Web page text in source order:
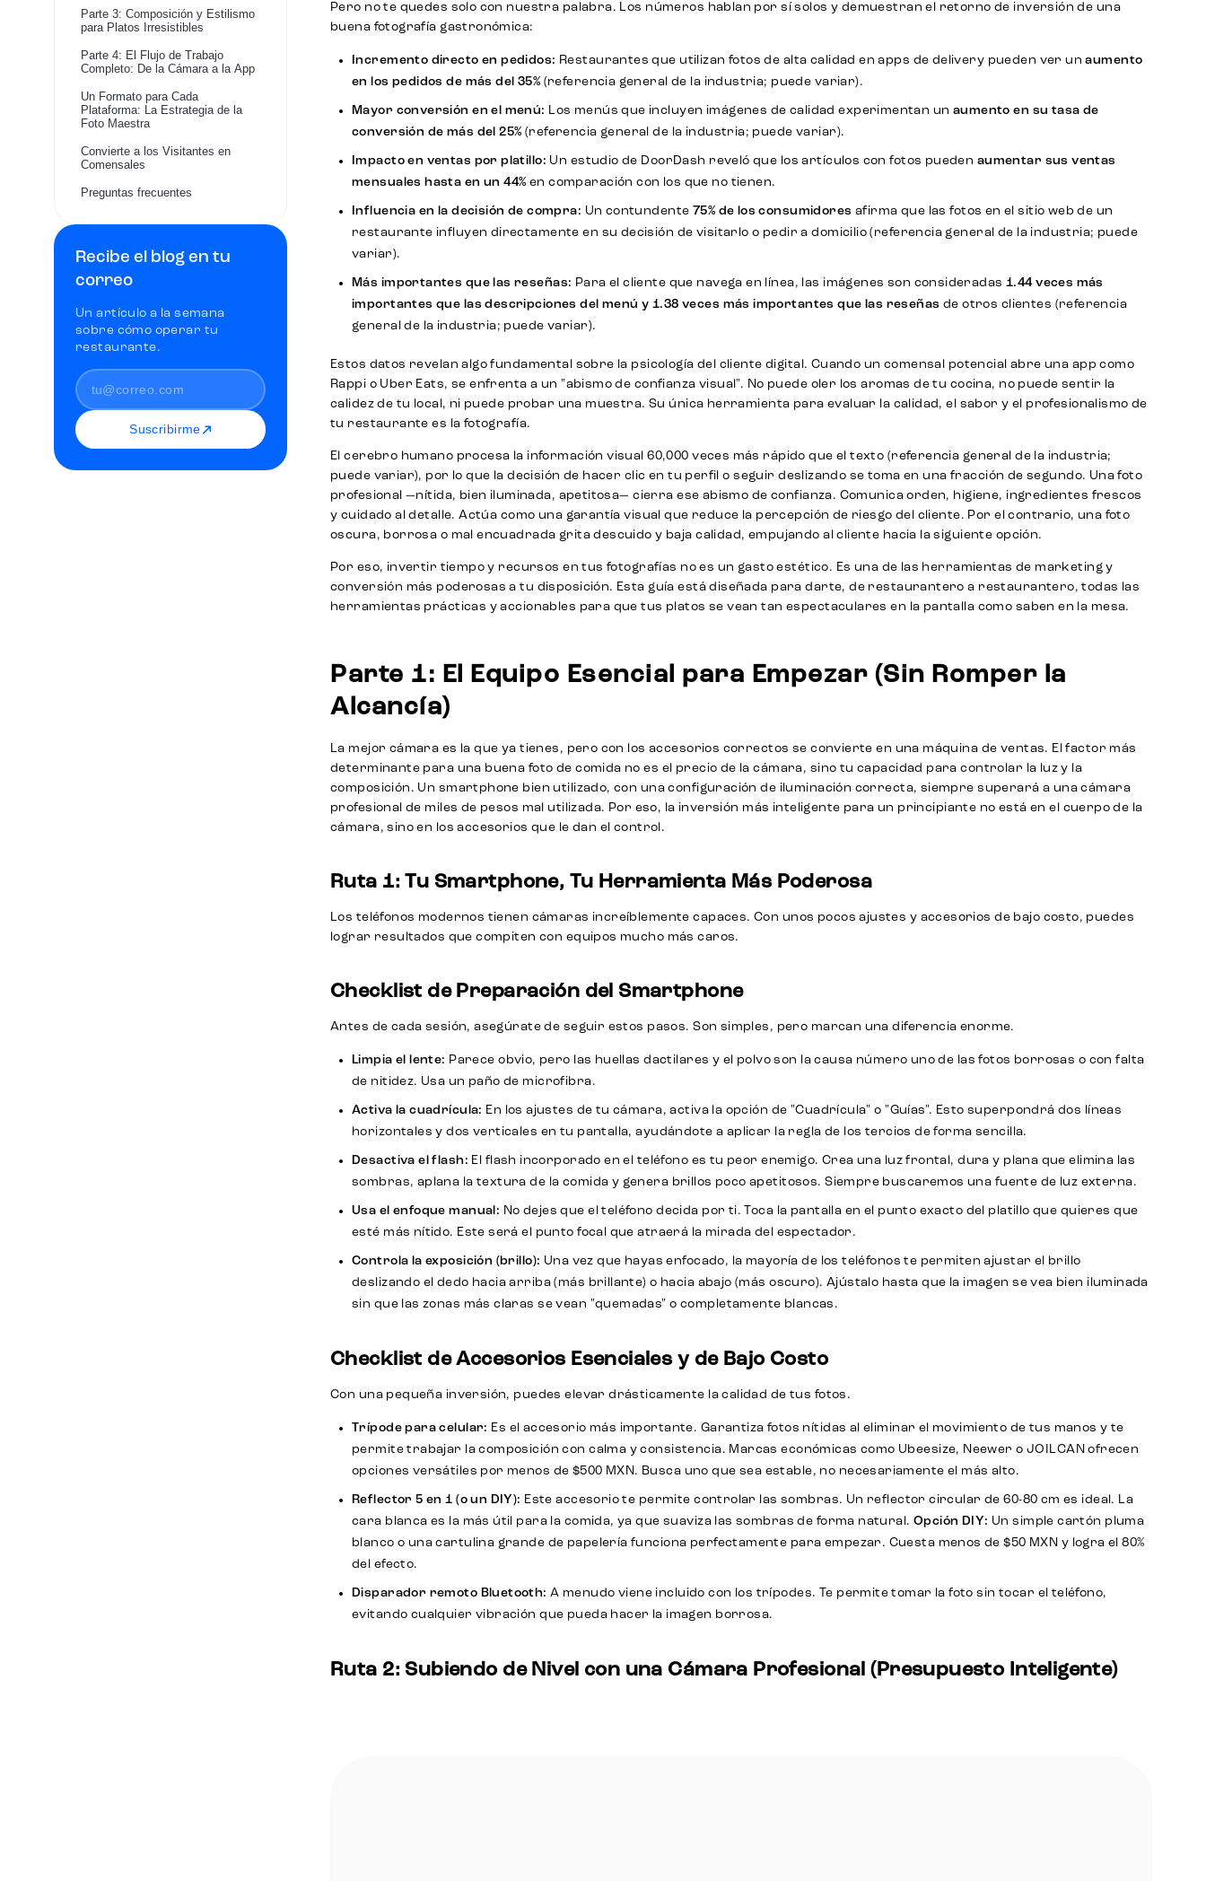
Parte 3: Composición y Estilismo
para Platos Irresistibles
Parte 4: El Flujo de Trabajo
Completo: De la Cámara a la App
Un Formato para Cada
Plataforma: La Estrategia de la
Foto Maestra
Convierte a los Visitantes en
Comensales
Preguntas frecuentes
Recibe el blog en tu
correo
Un artículo a la semana
sobre cómo operar tu
restaurante.
Suscribirme
Pero no te quedes solo con nuestra palabra. Los números hablan por sí solos y demuestran el retorno de inversión de una
buena fotografía gastronómica:
Incremento directo en pedidos: Restaurantes que utilizan fotos de alta calidad en apps de delivery pueden ver unaumento
en los pedidos de más del 35% (referencia general de la industria; puede variar).
Mayor conversión en el menú: Los menús que incluyen imágenes de calidad experimentan un aumento en su tasa de
conversión de más del 25% (referencia general de la industria; puede variar).
Impacto en ventas por platillo: Un estudio de DoorDash reveló que los artículos con fotos pueden aumentar sus ventas
mensuales hasta en un 44% en comparación con los que no tienen.
Influencia en la decisión de compra: Un contundente 75% de los consumidores afirma que las fotos en el sitio web de un
restaurante influyen directamente en su decisión de visitarlo o pedir a domicilio (referencia general de la industria; puede
variar).
Más importantes que las reseñas: Para el cliente que navega en línea, las imágenes son consideradas1.44 veces más
importantes que las descripciones del menú y 1.38 veces más importantes que las reseñas de otros clientes (referencia
general de la industria; puede variar).
Estos datos revelan algo fundamental sobre la psicología del cliente digital. Cuando un comensal potencial abre una app como
Rappi o Uber Eats, se enfrenta a un "abismo de confianza visual". No puede oler los aromas de tu cocina, no puede sentir la
calidez de tu local, ni puede probar una muestra. Su única herramienta para evaluar la calidad, el sabor y el profesionalismo de
tu restaurante es la fotografía.
El cerebro humano procesa la información visual 60,000 veces más rápido que el texto (referencia general de la industria;
puede variar), por lo que la decisión de hacer clic en tu perfil o seguir deslizando se toma en una fracción de segundo. Una foto
profesional —nítida, bien iluminada, apetitosa— cierra ese abismo de confianza. Comunica orden, higiene, ingredientes frescos
y cuidado al detalle. Actúa como una garantía visual que reduce la percepción de riesgo del cliente. Por el contrario, una foto
oscura, borrosa o mal encuadrada grita descuido y baja calidad, empujando al cliente hacia la siguiente opción.
Por eso, invertir tiempo y recursos en tus fotografías no es un gasto estético. Es una de las herramientas de marketing y
conversión más poderosas a tu disposición. Esta guía está diseñada para darte, de restaurantero a restaurantero, todas las
herramientas prácticas y accionables para que tus platos se vean tan espectaculares en la pantalla como saben en la mesa.
Parte 1: El Equipo Esencial para Empezar (Sin Romper la
Alcancía)
La mejor cámara es la que ya tienes, pero con los accesorios correctos se convierte en una máquina de ventas. El factor más
determinante para una buena foto de comida no es el precio de la cámara, sino tu capacidad para controlar la luz y la
composición. Un smartphone bien utilizado, con una configuración de iluminación correcta, siempre superará a una cámara
profesional de miles de pesos mal utilizada. Por eso, la inversión más inteligente para un principiante no está en el cuerpo de la
cámara, sino en los accesorios que le dan el control.
Ruta 1: Tu Smartphone, Tu Herramienta Más Poderosa
Los teléfonos modernos tienen cámaras increíblemente capaces. Con unos pocos ajustes y accesorios de bajo costo, puedes
lograr resultados que compiten con equipos mucho más caros.
Checklist de Preparación del Smartphone
Antes de cada sesión, asegúrate de seguir estos pasos. Son simples, pero marcan una diferencia enorme.
Limpia el lente: Parece obvio, pero las huellas dactilares y el polvo son la causa número uno de las fotos borrosas o con falta
de nitidez. Usa un paño de microfibra.
Activa la cuadrícula: En los ajustes de tu cámara, activa la opción de "Cuadrícula" o "Guías". Esto superpondrá dos líneas
horizontales y dos verticales en tu pantalla, ayudándote a aplicar la regla de los tercios de forma sencilla.
Desactiva el flash: El flash incorporado en el teléfono es tu peor enemigo. Crea una luz frontal, dura y plana que elimina las
sombras, aplana la textura de la comida y genera brillos poco apetitosos. Siempre buscaremos una fuente de luz externa.
Usa el enfoque manual: No dejes que el teléfono decida por ti. Toca la pantalla en el punto exacto del platillo que quieres que
esté más nítido. Este será el punto focal que atraerá la mirada del espectador.
Controla la exposición (brillo): Una vez que hayas enfocado, la mayoría de los teléfonos te permiten ajustar el brillo
deslizando el dedo hacia arriba (más brillante) o hacia abajo (más oscuro). Ajústalo hasta que la imagen se vea bien iluminada
sin que las zonas más claras se vean "quemadas" o completamente blancas.
Checklist de Accesorios Esenciales y de Bajo Costo
Con una pequeña inversión, puedes elevar drásticamente la calidad de tus fotos.
Trípode para celular: Es el accesorio más importante. Garantiza fotos nítidas al eliminar el movimiento de tus manos y te
permite trabajar la composición con calma y consistencia. Marcas económicas como Ubeesize, Neewer o JOILCAN ofrecen
opciones versátiles por menos de $500 MXN. Busca uno que sea estable, no necesariamente el más alto.
Reflector 5 en 1 (o un DIY): Este accesorio te permite controlar las sombras. Un reflector circular de 60-80 cm es ideal. La
cara blanca es la más útil para la comida, ya que suaviza las sombras de forma natural. Opción DIY: Un simple cartón pluma
blanco o una cartulina grande de papelería funciona perfectamente para empezar. Cuesta menos de $50 MXN y logra el 80%
del efecto.
Disparador remoto Bluetooth: A menudo viene incluido con los trípodes. Te permite tomar la foto sin tocar el teléfono,
evitando cualquier vibración que pueda hacer la imagen borrosa.
Ruta 2: Subiendo de Nivel con una Cámara Profesional (Presupuesto Inteligente)